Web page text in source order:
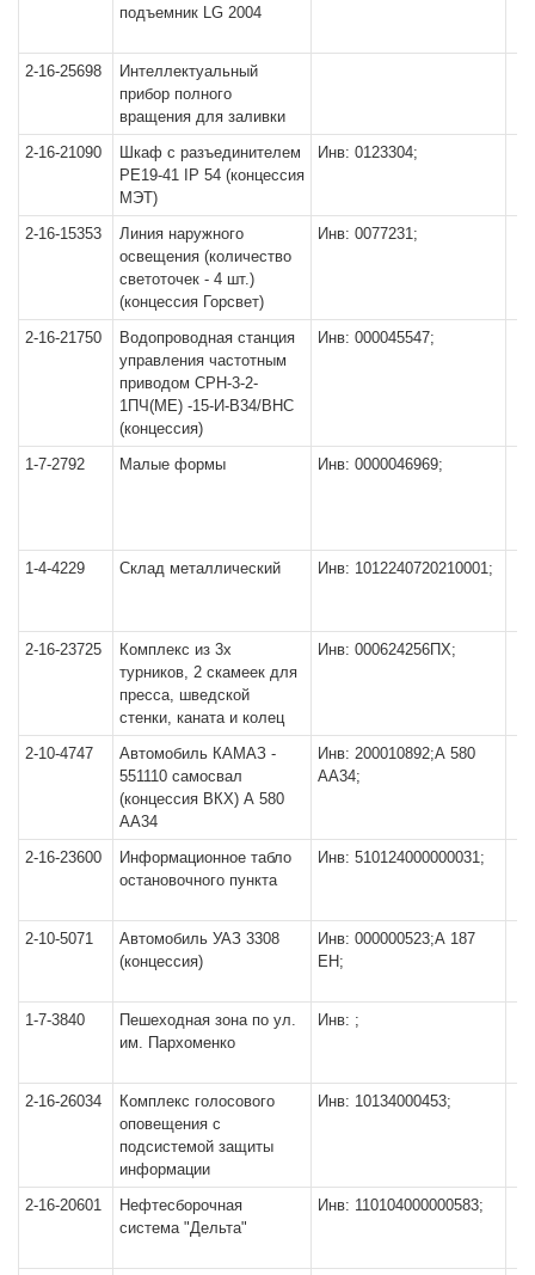
подъемник LG 2004
2-16-25698
Интеллектуальный
прибор полного
вращения для заливки
2-16-21090
Шкаф с разъединителем
РЕ19-41 IP 54 (концессия
МЭТ)
Инв: 0123304;
2-16-15353
Линия наружного
освещения (количество
светоточек - 4 шт.)
(концессия Горсвет)
Инв: 0077231;
2-16-21750
Водопроводная станция
управления частотным
приводом СРН-3-2-
1ПЧ(МЕ) -15-И-В34/ВНС
(концессия)
Инв: 000045547;
1-7-2792 Малые формы Инв: 0000046969;
1-4-4229 Склад металлический Инв: 1012240720210001;
2-16-23725
Комплекс из 3х
турников, 2 скамеек для
пресса, шведской
стенки, каната и колец
Инв: 000624256ПХ;
2-10-4747
Автомобиль КАМАЗ -
551110 самосвал
(концессия ВКХ) А 580
АА34
Инв: 200010892;А 580
АА34;
2-16-23600
Информационное табло
остановочного пункта
Инв: 510124000000031;
2-10-5071
Автомобиль УАЗ 3308
(концессия)
Инв: 000000523;А 187
ЕН;
1-7-3840
Пешеходная зона по ул.
им. Пархоменко
Инв: ;
2-16-26034
Комплекс голосового
оповещения с
подсистемой защиты
информации
Инв: 10134000453;
2-16-20601
Нефтесборочная
система "Дельта"
Инв: 110104000000583;